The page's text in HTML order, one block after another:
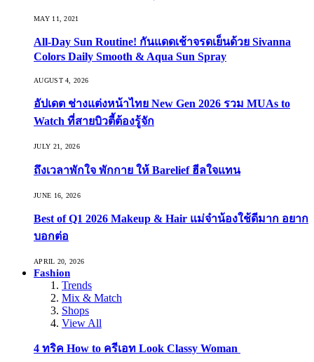
MAY 11, 2021
All-Day Sun Routine! กันแดดเช้าจรดเย็นด้วย Sivanna
Colors Daily Smooth & Aqua Sun Spray
AUGUST 4, 2026
อัปเดต ช่างแต่งหน้าไทย New Gen 2026 รวม MUAs to
Watch ที่สายบิวตี้ต้องรู้จัก
JULY 21, 2026
ถึงเวลาพักใจ พักกาย ให้ Barelief ฮีลใจแทน
JUNE 16, 2026
Best of Q1 2026 Makeup & Hair แม่จ๋าน้องใช้ดีมาก อยาก
บอกต่อ
APRIL 20, 2026
Fashion
Trends
Mix & Match
Shops
View All
4 ทริค How to ครีเอท Look Classy Woman